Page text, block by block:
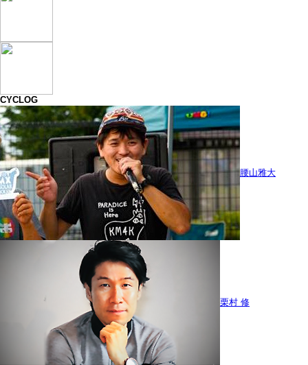
CYCLOG
腰山雅大
栗村 修